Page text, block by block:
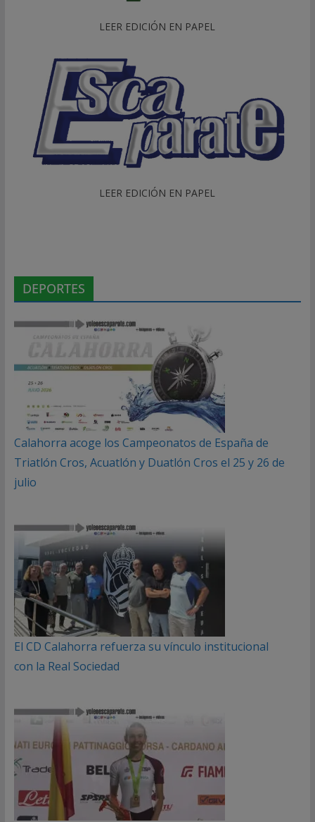
LEER EDICIÓN EN PAPEL
LEER EDICIÓN EN PAPEL
DEPORTES
Calahorra acoge los Campeonatos de España de
Triatlón Cros, Acuatlón y Duatlón Cros el 25 y 26 de
julio
El CD Calahorra refuerza su vínculo institucional
con la Real Sociedad